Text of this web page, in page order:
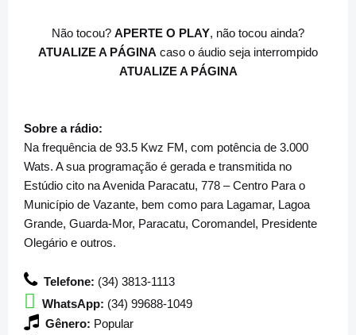
Não tocou? APERTE O PLAY, não tocou ainda?
ATUALIZE A PÁGINA caso o áudio seja interrompido
ATUALIZE A PÁGINA
Sobre a rádio:
Na frequência de 93.5 Kwz FM, com potência de 3.000
Wats. A sua programação é gerada e transmitida no
Estúdio cito na Avenida Paracatu, 778 – Centro Para o
Município de Vazante, bem como para Lagamar, Lagoa
Grande, Guarda-Mor, Paracatu, Coromandel, Presidente
Olegário e outros.
Telefone: (34) 3813-1113
WhatsApp: (34) 99688-1049
Gênero: Popular